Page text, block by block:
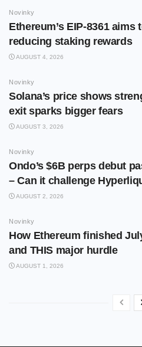
Novinky
Ethereum’s EIP-8361
reducing staking rewards
AUGUST 4, 2026
Novinky
Solana’s price shows
exit sparks bigger fears
AUGUST 3, 2026
Novinky
Ondo’s $6B perps debut
– Can it challenge
AUGUST 2, 2026
Novinky
How Ethereum finished
and THIS major hurdle
AUGUST 1, 2026